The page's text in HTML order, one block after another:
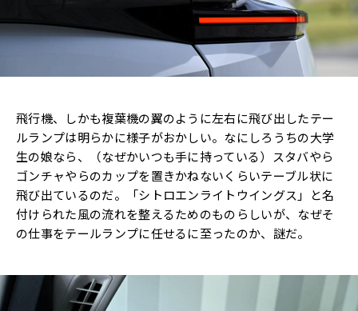
飛行機、しかも複葉機の翼のように左右に飛び出したテー
ルランプは明らかに様子がおかしい。なにしろうちの大学
生の娘なら、（なぜかいつも手に持っている）スタバやら
ゴンチャやらのカップを置きかねないくらいテーブル状に
飛び出ているのだ。「シトロエンライトウイングス」と名
付けられた風の流れを整えるためのものらしいが、なぜそ
の仕事をテールランプに任せるに至ったのか、謎だ。